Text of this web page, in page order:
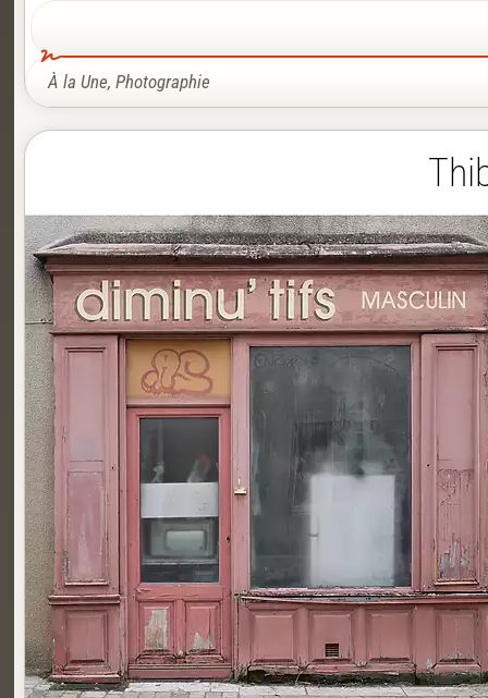
À la Une, Photographie